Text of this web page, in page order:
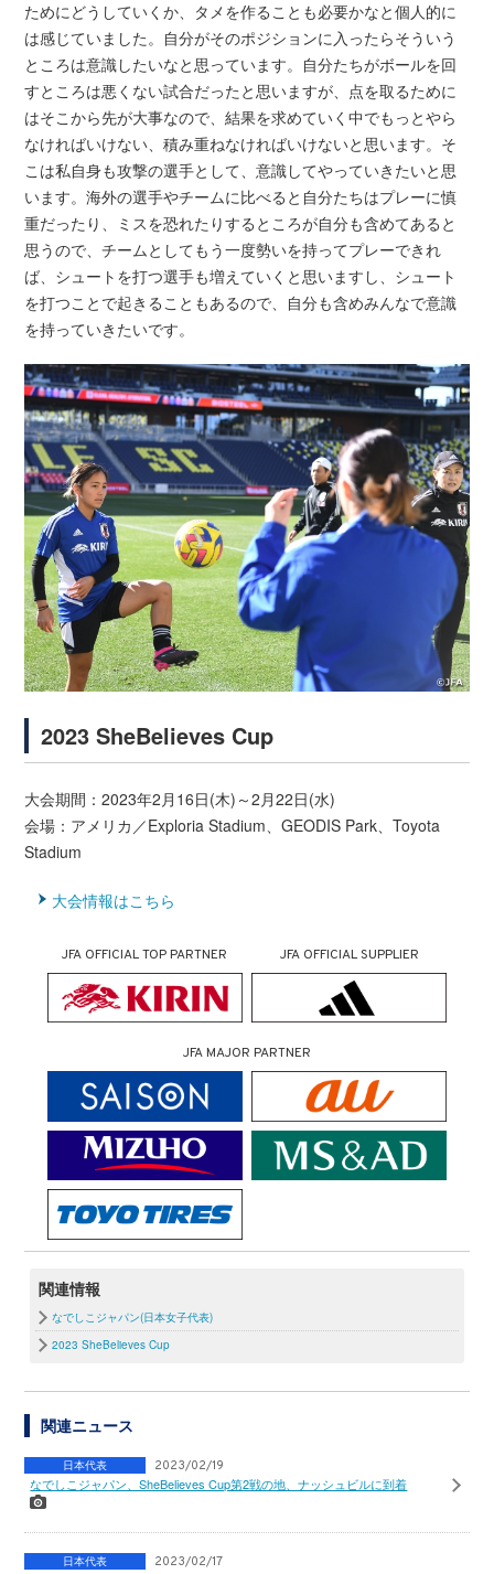
ためにどうしていくか、タメを作ることも必要かなと個人的に
は感じていました。自分がそのポジションに入ったらそういう
ところは意識したいなと思っています。自分たちがボールを回
すところは悪くない試合だったと思いますが、点を取るために
はそこから先が大事なので、結果を求めていく中でもっとやら
なければいけない、積み重ねなければいけないと思います。そ
こは私自身も攻撃の選手として、意識してやっていきたいと思
います。海外の選手やチームに比べると自分たちはプレーに慎
重だったり、ミスを恐れたりするところが自分も含めてあると
思うので、チームとしてもう一度勢いを持ってプレーできれ
ば、シュートを打つ選手も増えていくと思いますし、シュート
を打つことで起きることもあるので、自分も含めみんなで意識
を持っていきたいです。
2023 SheBelieves Cup
大会期間：2023年2月16日(木)～2月22日(水)
会場：アメリカ／Exploria Stadium、GEODIS Park、Toyota
Stadium
大会情報はこちら
JFA OFFICIAL TOP PARTNER JFA OFFICIAL SUPPLIER
JFA MAJOR PARTNER
関連情報
なでしこジャパン(日本女子代表)
2023 SheBelieves Cup
関連ニュース
日本代表 2023/02/19
なでしこジャパン、SheBelieves Cup第2戦の地、ナッシュビルに到着
日本代表 2023/02/17